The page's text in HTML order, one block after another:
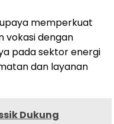
memperkuat
vokasi dengan
pada sektor energi
dan layanan
Dukung